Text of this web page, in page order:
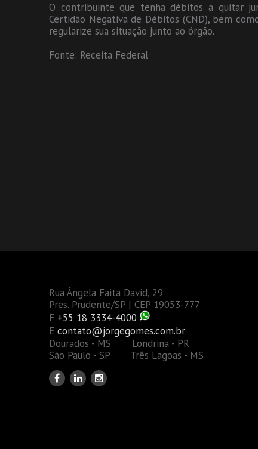
O contribuinte que tenha débitos a quitar
Certidão Negativa de Débitos (CND), bem
regularize sua situação junto ao órgão.
Fonte: Receita Federal
Rua Ângela Faita David, 29
Pres. Prudente/SP | CEP 19053-777
F +55 18 3334-4000
E contato@jorgegomes.com.br
Dourados - MS Londrina - PR
São Paulo - SP Três Lagoas - MS